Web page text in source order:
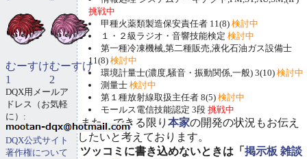
挑戦中
甲種火薬類製造保安責任者 11(8) 検討中
１・２級ラジオ・音響技能検定 検討中
第一種冷凍機械,第二種販売,液化石油ガス設備士
11(8) 検討中
環境計量士(濃度,騒音・振動関係,一般) 3(10) 検討中
測量士 検討中
第１種放射線取扱主任者 8(5) 検討中
モールス電信技能認定 3段 挑戦中
また、できる限り 本家の開発の状況もお伝え
したいと考えております。
ツッコミに書き込めないときは「 掲示板 雑談
むーすけ
1
むーすけ
2
DQX用メールア
ドレス（お気軽
に）:
DQX公式サイト
著作権について